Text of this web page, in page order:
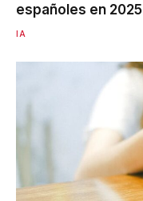
españoles en 2025
IA